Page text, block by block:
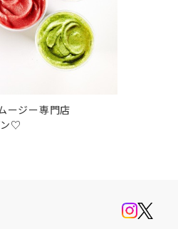
ージー専門店
ン♡